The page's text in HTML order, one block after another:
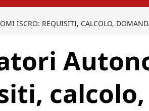
ISCRO: REQUISITI, CALCOLO,
calcolo,